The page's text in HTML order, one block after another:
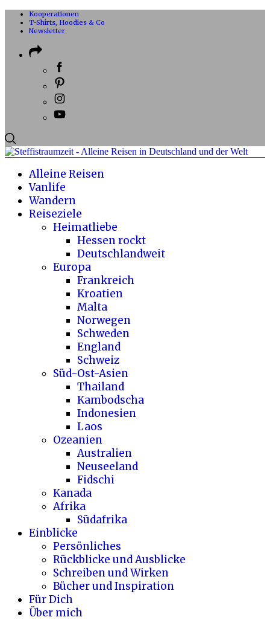
Kooperationen
T-Shirts, Hoodies & Co
Newsletter
Alleine Reisen
Vanlife
Wandern
Reiseziele
Heimatliebe
Hessen rockt
Deutschlandweit
Europa
Frankreich
Kroatien
Malta
Norwegen
Schweden
England
Schweiz
Süd-Ost-Asien
Thailand
Kambodscha
Indonesien
Laos
Ozeanien
Australien
Neuseeland
Fidschi
Kanada
Afrika
Südafrika
Einblicke
Persönliches
Rückblicke und Ausblicke
Schreiben und Wirken
Bücher und Inspiration
Für Dich
Über mich